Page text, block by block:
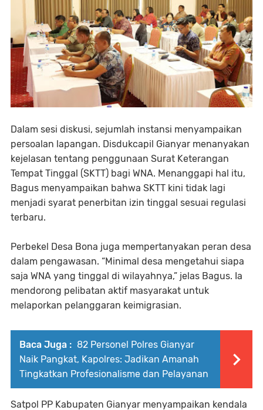
Dalam sesi diskusi, sejumlah instansi menyampaikan
persoalan lapangan. Disdukcapil Gianyar menanyakan
kejelasan tentang penggunaan Surat Keterangan
Tempat Tinggal (SKTT) bagi WNA. Menanggapi hal itu,
Bagus menyampaikan bahwa SKTT kini tidak lagi
menjadi syarat penerbitan izin tinggal sesuai regulasi
terbaru.
Perbekel Desa Bona juga mempertanyakan peran desa
dalam pengawasan. “Minimal desa mengetahui siapa
saja WNA yang tinggal di wilayahnya,” jelas Bagus. Ia
mendorong pelibatan aktif masyarakat untuk
melaporkan pelanggaran keimigrasian.
Baca Juga : 82 Personel Polres Gianyar
Naik Pangkat, Kapolres: Jadikan Amanah
Tingkatkan Profesionalisme dan Pelayanan
Satpol PP Kabupaten Gianyar menyampaikan kendala